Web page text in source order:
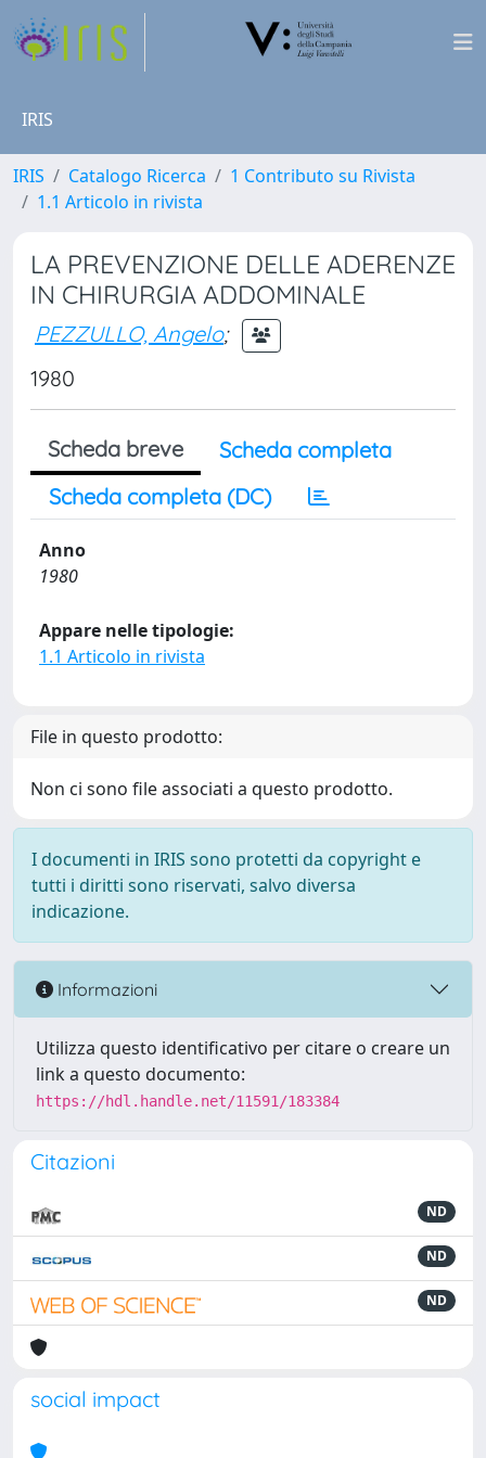
IRIS
IRIS Catalogo Ricerca
1 Contributo su Rivista
1.1 Articolo in rivista
LA PREVENZIONE DELLE ADERENZE
IN CHIRURGIA ADDOMINALE
PEZZULLO, Angelo;
1980
Scheda breve
Scheda completa
Scheda completa (DC)
Anno
1980
Appare nelle tipologie:
1.1 Articolo in rivista
File in questo prodotto:
Non ci sono file associati a questo prodotto.
I documenti in IRIS sono protetti da copyright e
tutti i diritti sono riservati, salvo diversa
indicazione.
Informazioni
Utilizza questo identificativo per citare o creare un
link a questo documento:
https://hdl.handle.net/11591/183384
Citazioni
ND
ND
ND
social impact